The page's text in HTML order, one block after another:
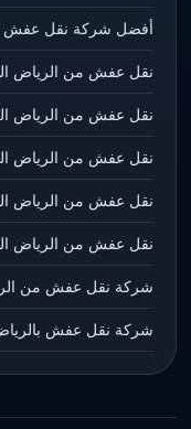
أفضل شركة نقل عفش
نقل عفش من الرياض
نقل عفش من الرياض
نقل عفش من الرياض
نقل عفش من الرياض
نقل عفش من الرياض
شركة نقل عفش من
شركة نقل عفش